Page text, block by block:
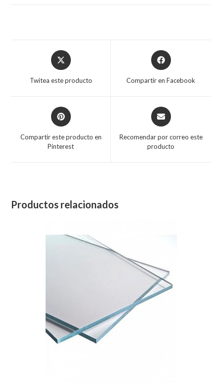
Twitea este producto Compartir en Facebook
Compartir este producto en
Pinterest
Recomendar por correo este
producto
Productos relacionados